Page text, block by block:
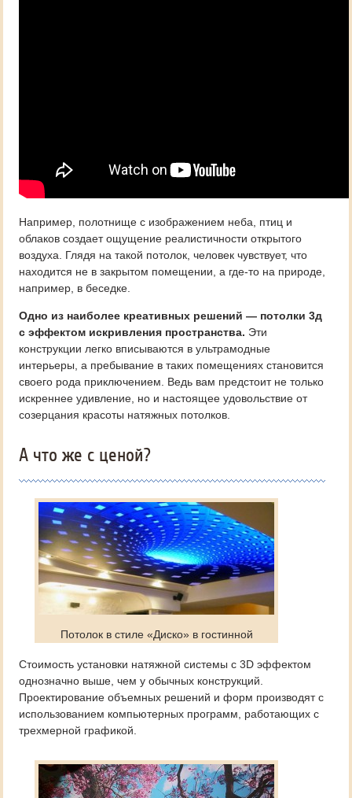
Например, полотнище с изображением неба, птиц и
облаков создает ощущение реалистичности открытого
воздуха. Глядя на такой потолок, человек чувствует, что
находится не в закрытом помещении, а где-то на природе,
например, в беседке.
Одно из наиболее креативных решений — потолки 3д
с эффектом искривления пространства. Эти
конструкции легко вписываются в ультрамодные
интерьеры, а пребывание в таких помещениях становится
своего рода приключением. Ведь вам предстоит не только
искреннее удивление, но и настоящее удовольствие от
созерцания красоты натяжных потолков.
А что же с ценой?
Потолок в стиле «Диско» в гостинной
Стоимость установки натяжной системы с 3D эффектом
однозначно выше, чем у обычных конструкций.
Проектирование объемных решений и форм производят с
использованием компьютерных программ, работающих с
трехмерной графикой.